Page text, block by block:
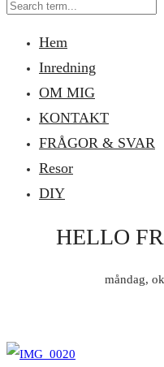
Hem
Inredning
OM MIG
KONTAKT
FRÅGOR & SVAR
Resor
DIY
HELLO
måndag,